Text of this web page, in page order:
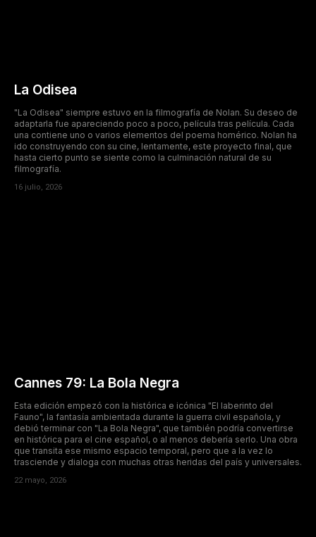
La Odisea
"La Odisea" siempre estuvo en la filmografía de Nolan. Su deseo de
adaptarla fue apareciendo poco a poco, película tras película. Cada
una contiene uno o varios elementos del poema homérico. Nolan ha
ido construyendo con su cine, lentamente, este proyecto final, que
hasta cierto punto se siente como la culminación natural de su
filmografía.
16 julio, 2026
Cannes 79: La Bola Negra
Esta edición empezó con la histórica e icónica "El laberinto del
Fauno", la fantasía ambientada durante la guerra civil española, y
debió terminar con "La Bola Negra", que también podría convertirse
en histórica para el cine español, o al menos debería serlo. Una obra
que transita ese mismo espacio temporal, pero que a la vez lo
trasciende y dialoga con muchas otras heridas del país y universales.
22 mayo, 2026